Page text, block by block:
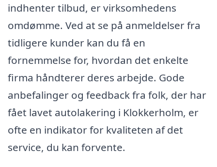
indhenter tilbud, er virksomhedens
omdømme. Ved at se på anmeldelser fra
tidligere kunder kan du få en
fornemmelse for, hvordan det enkelte
firma håndterer deres arbejde. Gode
anbefalinger og feedback fra folk, der har
fået lavet autolakering i Klokkerholm, er
ofte en indikator for kvaliteten af det
service, du kan forvente.